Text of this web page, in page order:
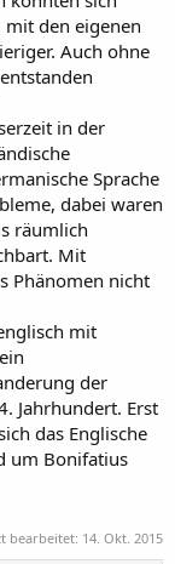
den eigenen
Auch ohne
in der
Sprache
dabei waren
räumlich
Mit
Phänomen nicht
mit
der
Jahrhundert. Erst
das Englische
um Bonifatius
bearbeitet: 14. Okt. 2015